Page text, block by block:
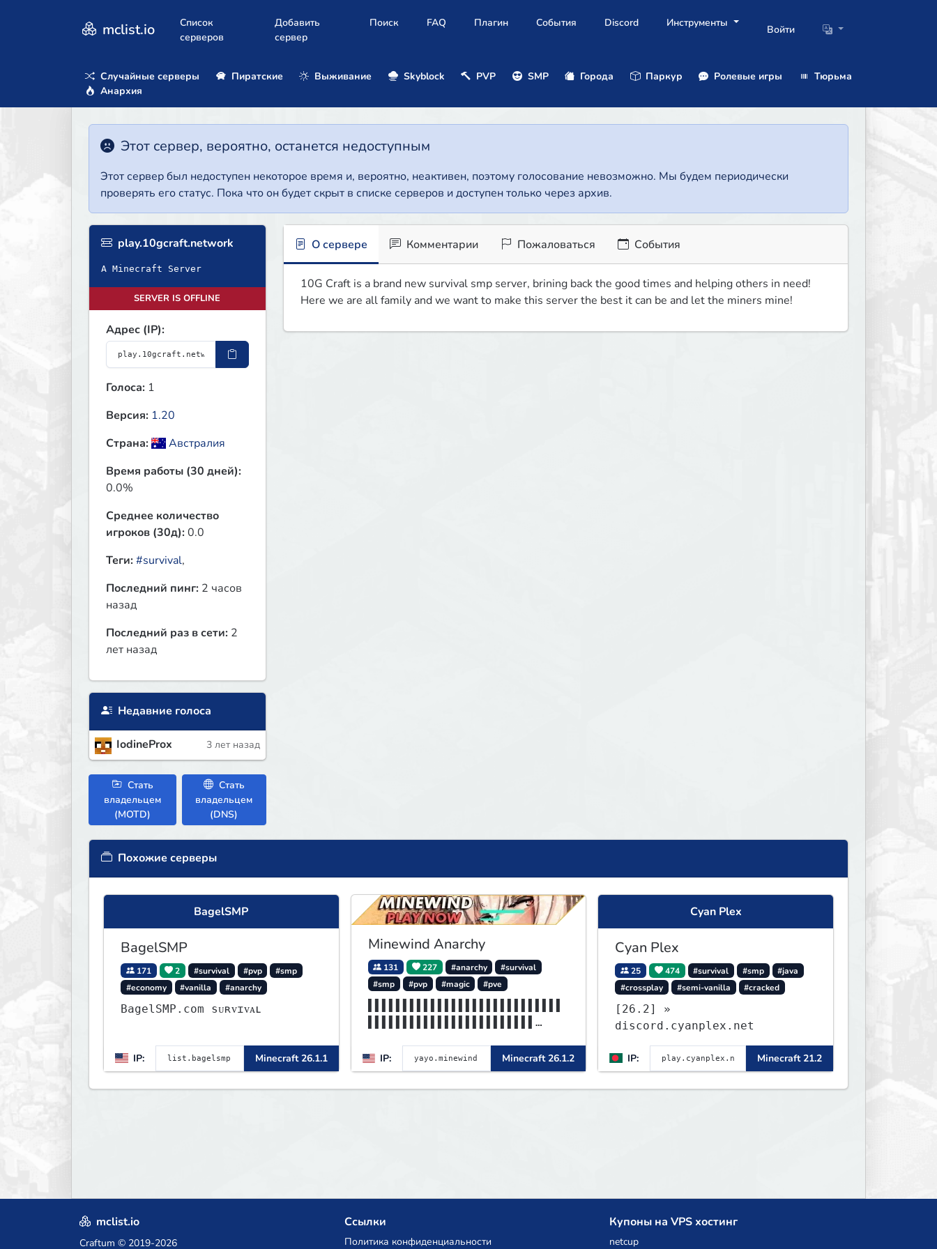
mclist.io
Список
серверов
Добавить
сервер
Поиск FAQ Плагин События Discord Инструменты
Войти
Случайные серверы Пиратские Выживание Skyblock PVP SMP Города Паркур Ролевые игры
Тюрьма
Анархия
Этот сервер, вероятно, останется недоступным
Этот сервер был недоступен некоторое время и, вероятно, неактивен, поэтому голосование невозможно. Мы будем периодически
проверять его статус. Пока что он будет скрыт в списке серверов и доступен только через архив.
play.10gcraft.network
A Minecraft Server
SERVER IS OFFLINE
Адрес (IP):
Голоса: 1
Версия: 1.20
Страна:
Австралия
Время работы (30 дней):
0.0%
Среднее количество
игроков (30д):0.0
Теги:#survival,
Последний пинг: 2 часов
назад
Последний раз в сети: 2
лет назад
Недавние голоса
IodineProx 3 лет назад
Стать
владельцем
(MOTD)
Стать
владельцем
(DNS)
О сервере Комментарии Пожаловаться События
10G Craft is a brand new survival smp server, brining back the good times and helping others in need!
Here we are all family and we want to make this server the best it can be and let the miners mine!
Похожие серверы
BagelSMP
BagelSMP
171 2 #survival #pvp
#smp
#economy
#vanilla #anarchy
BagelSMP.com ѕᴜʀᴠɪᴠᴀʟ
IP: Minecraft 26.1.1
Minewind Anarchy
131 227 #anarchy
#survival
#smp
#pvp #magic #pve
▌▌▌▌▌▌▌▌▌▌▌▌▌▌▌▌▌▌▌▌▌▌▌▌
IP: Minecraft 26.1.2
Cyan Plex
Cyan Plex
25 474 #survival #smp
#java
#crossplay
#semi-vanilla #cracked
[26.2] »
discord.cyanplex.net
IP: Minecraft 21.2
mclist.io
Craftum © 2019-2026
Ссылки
Политика конфиденциальности
Купоны на VPS хостинг
netcup